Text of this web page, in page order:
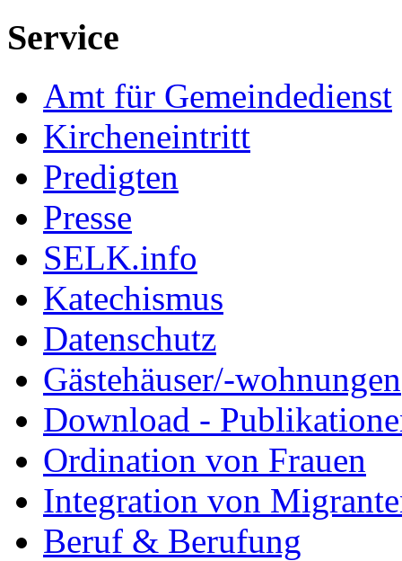
Service
Amt für Gemeindedienst
Kircheneintritt
Predigten
Presse
SELK.info
Katechismus
Datenschutz
Gästehäuser/-wohnungen
Download -
Ordination von Frauen
Integration von
Beruf & Berufung